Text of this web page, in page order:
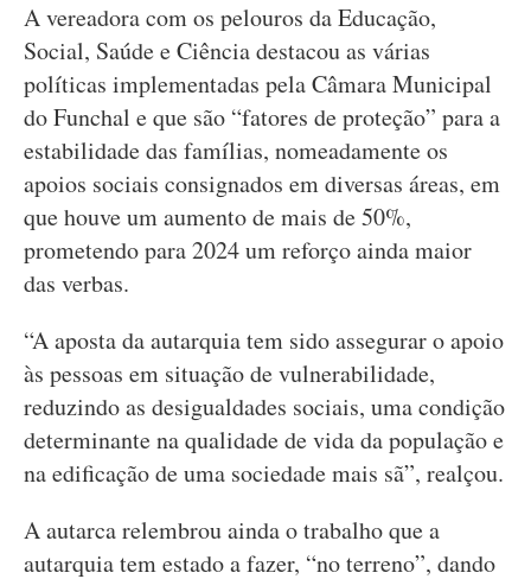
A vereadora com os pelouros da Educação,
Social, Saúde e Ciência destacou as várias
políticas implementadas pela Câmara Municipal
do Funchal e que são “fatores de proteção” para a
estabilidade das famílias, nomeadamente os
apoios sociais consignados em diversas áreas, em
que houve um aumento de mais de 50%,
prometendo para 2024 um reforço ainda maior
das verbas.
“A aposta da autarquia tem sido assegurar o apoio
às pessoas em situação de vulnerabilidade,
reduzindo as desigualdades sociais, uma condição
determinante na qualidade de vida da população e
na edificação de uma sociedade mais sã”, realçou.
A autarca relembrou ainda o trabalho que a
autarquia tem estado a fazer, “no terreno”, dando